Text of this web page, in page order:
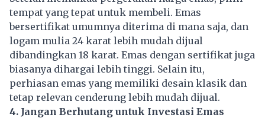
tempat yang tepat untuk membeli. Emas
bersertifikat umumnya diterima di mana saja, dan
logam mulia 24 karat lebih mudah dijual
dibandingkan 18 karat. Emas dengan sertifikat juga
biasanya dihargai lebih tinggi. Selain itu,
perhiasan emas yang memiliki desain klasik dan
tetap relevan cenderung lebih mudah dijual.
4. Jangan Berhutang untuk Investasi Emas